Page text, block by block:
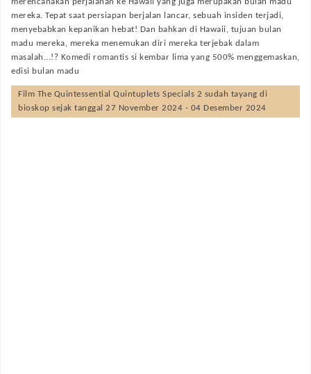
mereka. Tepat saat persiapan berjalan lancar, sebuah insiden terjadi,
menyebabkan kepanikan hebat! Dan bahkan di Hawaii, tujuan bulan
madu mereka, mereka menemukan diri mereka terjebak dalam
masalah...!? Komedi romantis si kembar lima yang 500% menggemaskan,
edisi bulan madu
Film The Quintessential Quintuplets Specials 2 sudah tayang di
bioskop sejak tanggal 27 November 2024 - 04 Desember 2024